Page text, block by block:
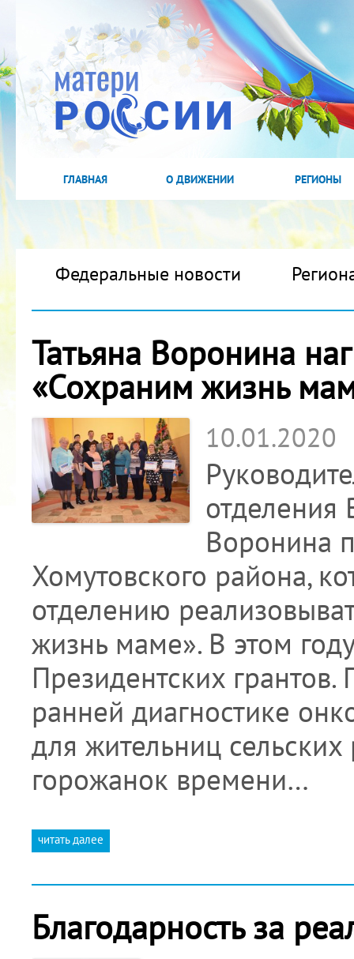
ГЛАВНАЯ О ДВИЖЕНИИ РЕГИОНЫ
Федеральные новости
Татьяна Воронина
«Сохраним жизнь
10.01.2020
отделения
Воронина
Хомутовского района,
отделению
жизнь маме». В этом
Президентских
ранней диагностике
для жительниц
горожанок времени…
читать далее
Благодарность за